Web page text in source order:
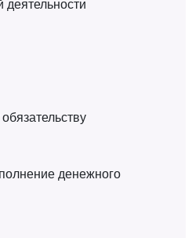
деятельности
денежного